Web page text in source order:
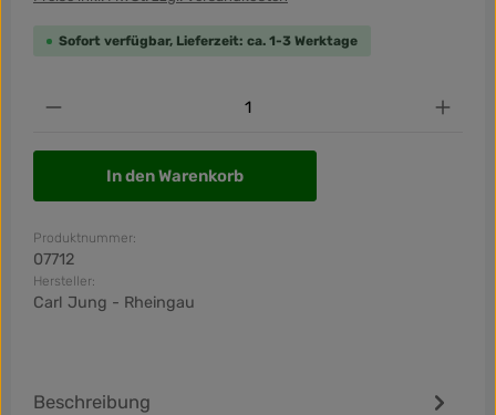
Sofort verfügbar, Lieferzeit: ca. 1-3 Werktage
Produkt Anzahl: Gib den gewünschten Wert
In den Warenkorb
Produktnummer:
07712
Hersteller:
Carl Jung - Rheingau
Beschreibung